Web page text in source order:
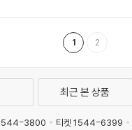
1 2
최근 본 상품
1544-3800 티켓 1544-6399